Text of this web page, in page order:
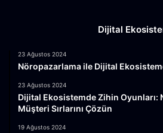
Dijital
23 Ağustos 2024
Nöropazarlama ile Dijital
23 Ağustos 2024
Dijital Ekosistemde Zihin Oyunları:
Müşteri Sırlarını Çözün
19 Ağustos 2024